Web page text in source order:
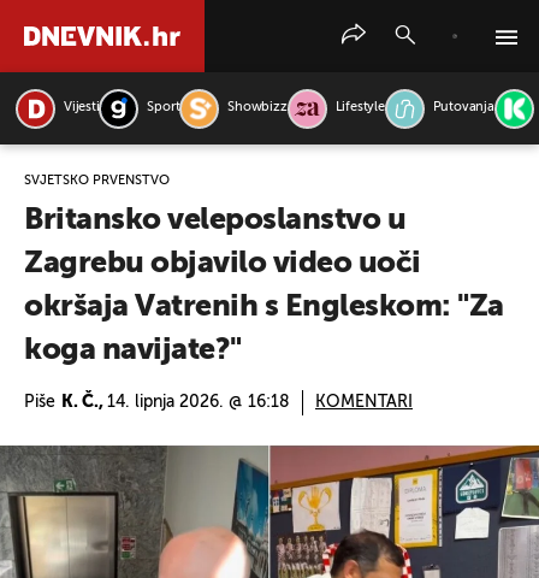
Vijesti Sport Showbizz Lifestyle Putovanja
SVJETSKO PRVENSTVO
Britansko veleposlanstvo u
Zagrebu objavilo video uoči
okršaja Vatrenih s Engleskom: "Za
koga navijate?"
Piše K. Č., 14. lipnja 2026. @ 16:18 KOMENTARI
PRETRAŽITE VIJESTI